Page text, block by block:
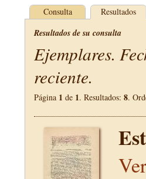
Consulta Resultados
Resultados de su consulta
Ejemplares.
reciente.
Página 1 de 1. Resultados: 8.